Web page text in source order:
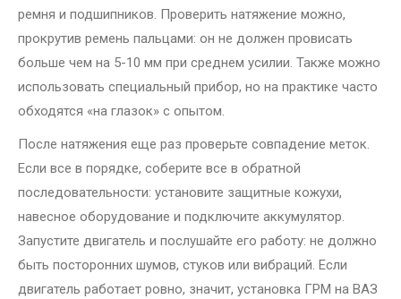
ремня и подшипников. Проверить натяжение можно,
прокрутив ремень пальцами: он не должен провисать
больше чем на 5-10 мм при среднем усилии. Также можно
использовать специальный прибор, но на практике часто
обходятся «на глазок» с опытом.
После натяжения еще раз проверьте совпадение меток.
Если все в порядке, соберите все в обратной
последовательности: установите защитные кожухи,
навесное оборудование и подключите аккумулятор.
Запустите двигатель и послушайте его работу: не должно
быть посторонних шумов, стуков или вибраций. Если
двигатель работает ровно, значит, установка ГРМ на ВАЗ